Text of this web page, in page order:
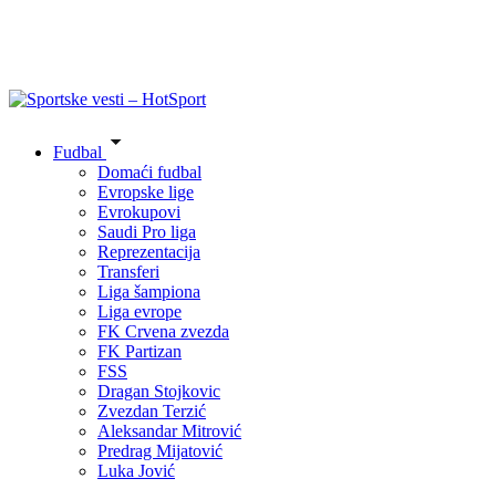
Fudbal
Domaći fudbal
Evropske lige
Evrokupovi
Saudi Pro liga
Reprezentacija
Transferi
Liga šampiona
Liga evrope
FK Crvena zvezda
FK Partizan
FSS
Dragan Stojkovic
Zvezdan Terzić
Aleksandar Mitrović
Predrag Mijatović
Luka Jović